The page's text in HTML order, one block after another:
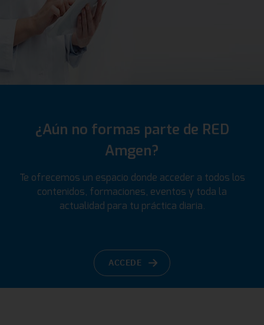
¿Aún no formas parte de RED
Amgen?
Te ofrecemos un espacio donde acceder a todos los
contenidos, formaciones, eventos y toda la
actualidad para tu práctica diaria.
ACCEDE